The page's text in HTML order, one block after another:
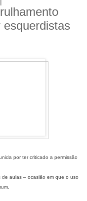
esquerdistas
por ter criticado a permissão
aulas – ocasião em que o uso